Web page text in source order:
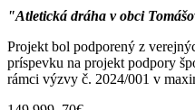
"Atletická dráha v obci
Projekt bol podporený z
príspevku na projekt podpory
rámci výzvy č. 2024/001 v